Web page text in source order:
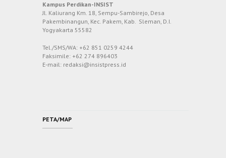
Kampus Perdikan-INSIST
Jl. Kaliurang Km. 18, Sempu-Sambirejo, Desa
Pakembinangun, Kec. Pakem, Kab. Sleman, D.I.
Yogyakarta 55582
Tel./SMS/WA: +62 851 0259 4244
Faksimile: +62 274 896403
E-mail: redaksi@insistpress.id
PETA/MAP